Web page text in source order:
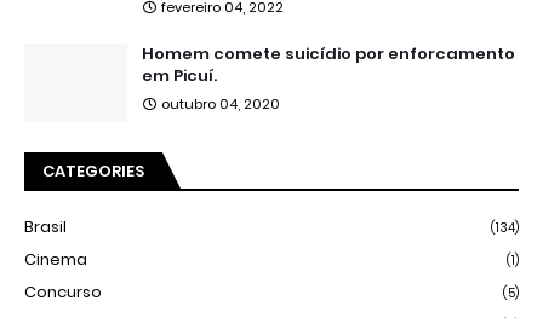
fevereiro 04, 2022
Homem comete suicídio por enforcamento
em Picuí.
outubro 04, 2020
CATEGORIES
Brasil (134)
Cinema (1)
Concurso (5)